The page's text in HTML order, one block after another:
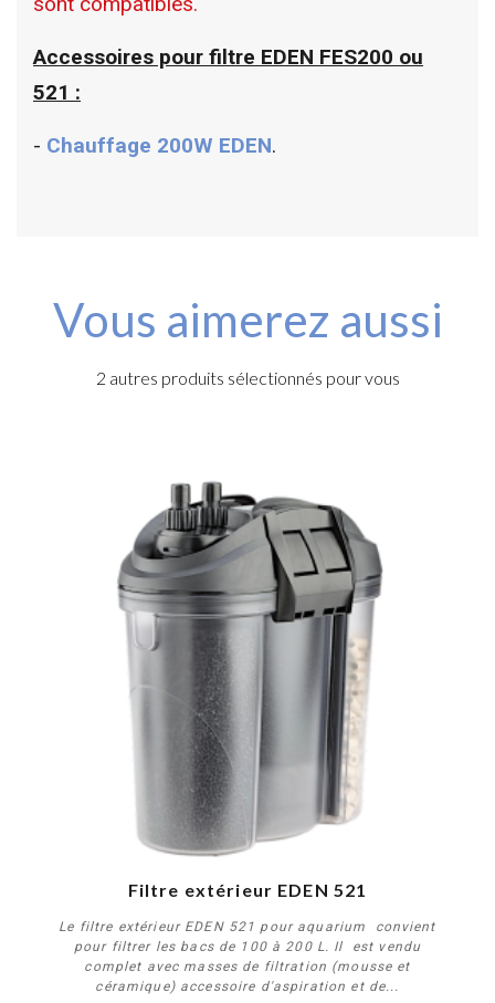
Accessoires pour filtre EDEN FES200 ou
521 :
- Chauffage 200W EDEN.
Vous aimerez aussi
2 autres produits sélectionnés pour vous
Filtre extérieur EDEN 521
Le filtre extérieur EDEN 521 pour aquarium convient
pour filtrer les bacs de 100 à 200 L. Il est vendu
complet avec masses de filtration (mousse et
céramique) accessoire d'aspiration et de...